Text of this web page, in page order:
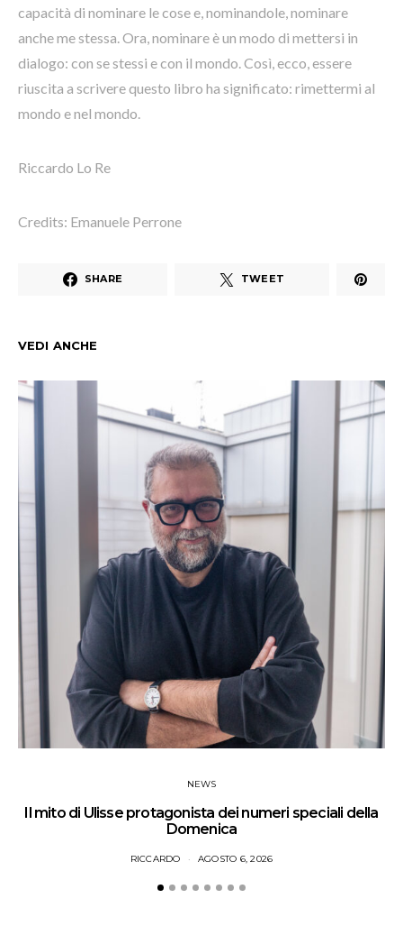
capacità di nominare le cose e, nominandole, nominare
anche me stessa. Ora, nominare è un modo di mettersi in
dialogo: con se stessi e con il mondo. Così, ecco, essere
riuscita a scrivere questo libro ha significato: rimettermi al
mondo e nel mondo.
Riccardo Lo Re
Credits: Emanuele Perrone
SHARE TWEET
VEDI ANCHE
NEWS
Il mito di Ulisse protagonista dei numeri speciali della
Domenica
RICCARDO AGOSTO 6, 2026